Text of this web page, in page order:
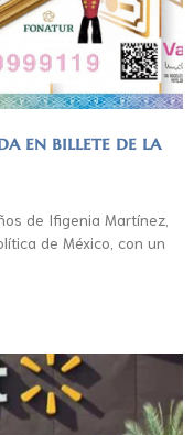
en billete de la
de Ifigenia Martínez,
de México, con un